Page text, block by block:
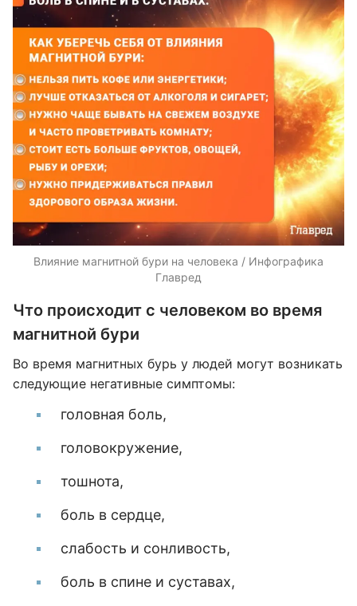
Влияние магнитной бури на человека / Инфографика
Главред
Что происходит с человеком во время
магнитной бури
Во время магнитных бурь у людей могут возникать
следующие негативные симптомы:
головная боль,
головокружение,
тошнота,
боль в сердце,
слабость и сонливость,
боль в спине и суставах,